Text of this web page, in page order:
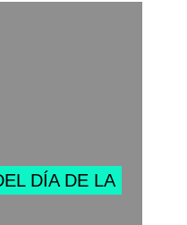
DÍA DE LA